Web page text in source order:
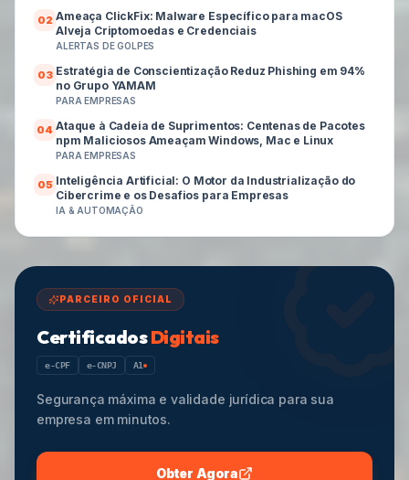
02 Ameaça ClickFix: Malware Específico para macOS
Alveja Criptomoedas e Credenciais
ALERTAS DE GOLPES
03 Estratégia de Conscientização Reduz Phishing em 94%
no Grupo YAMAM
PARA EMPRESAS
04 Ataque à Cadeia de Suprimentos: Centenas de Pacotes
npm Maliciosos Ameaçam Windows, Mac e Linux
PARA EMPRESAS
05 Inteligência Artificial: O Motor da Industrialização do
Cibercrime e os Desafios para Empresas
IA & AUTOMAÇÃO
PARCEIRO OFICIAL
CertificadosDigitais
e-CPF e-CNPJ A1
Segurança máxima e validade jurídica para sua
empresa em minutos.
Obter Agora